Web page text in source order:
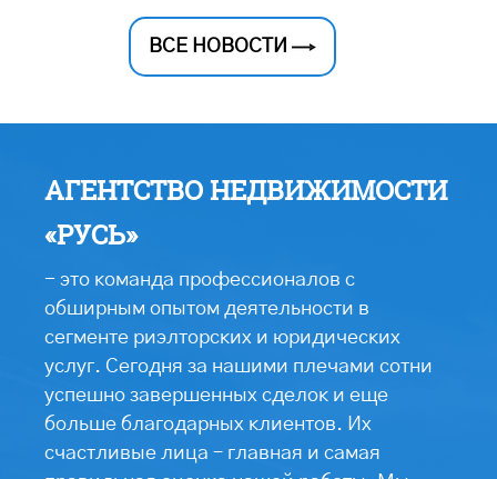
ВСЕ НОВОСТИ
АГЕНТСТВО НЕДВИЖИМОСТИ
«РУСЬ»
- это команда профессионалов с
обширным опытом деятельности в
сегменте риэлторских и юридических
услуг. Сегодня за нашими плечами сотни
успешно завершенных сделок и еще
больше благодарных клиентов. Их
счастливые лица – главная и самая